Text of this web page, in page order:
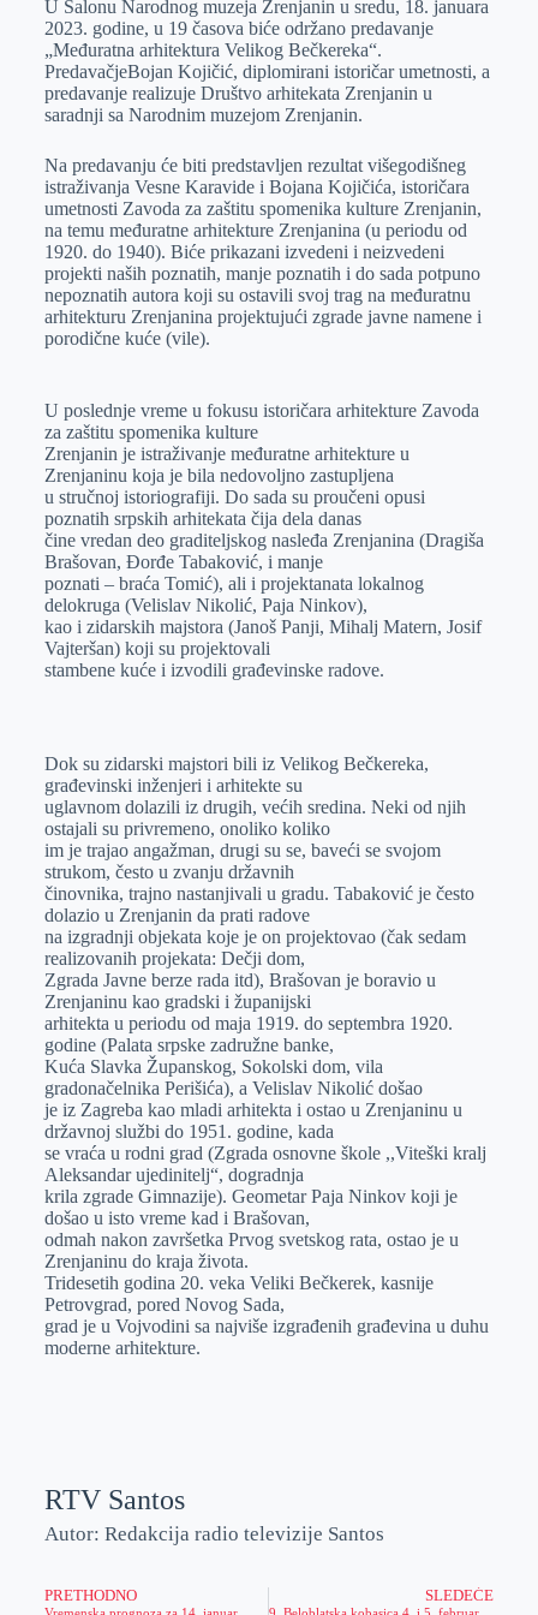
e
I
n
s
A
p
p
a
l
U Salonu Narodnog muzeja Zrenjanin u sredu, 18. januara
2023. godine, u 19 časova biće održano predavanje
„Međuratna arhitektura Velikog Bečkereka“.
PredavačjeBojan Kojičić, diplomirani istoričar umetnosti, a
predavanje realizuje Društvo arhitekata Zrenjanin u
saradnji sa Narodnim muzejom Zrenjanin.
Na predavanju će biti predstavljen rezultat višegodišneg
istraživanja Vesne Karavide i Bojana Kojičića, istoričara
umetnosti Zavoda za zaštitu spomenika kulture Zrenjanin,
na temu međuratne arhitekture Zrenjanina (u periodu od
1920. do 1940). Biće prikazani izvedeni i neizvedeni
projekti naših poznatih, manje poznatih i do sada potpuno
nepoznatih autora koji su ostavili svoj trag na međuratnu
arhitekturu Zrenjanina projektujući zgrade javne namene i
porodične kuće (vile).
U poslednje vreme u fokusu istoričara arhitekture Zavoda
za zaštitu spomenika kulture
Zrenjanin je istraživanje međuratne arhitekture u
Zrenjaninu koja je bila nedovolјno zastuplјena
u stručnoj istoriografiji. Do sada su proučeni opusi
poznatih srpskih arhitekata čija dela danas
čine vredan deo graditelјskog nasleđa Zrenjanina (Dragiša
Brašovan, Đorđe Tabaković, i manje
poznati – braća Tomić), ali i projektanata lokalnog
delokruga (Velislav Nikolić, Paja Ninkov),
kao i zidarskih majstora (Janoš Panji, Mihalj Matern, Josif
Vajteršan) koji su projektovali
stambene kuće i izvodili građevinske radove.
Dok su zidarski majstori bili iz Velikog Bečkereka,
građevinski inženjeri i arhitekte su
uglavnom dolazili iz drugih, većih sredina. Neki od njih
ostajali su privremeno, onoliko koliko
im je trajao angažman, drugi su se, baveći se svojom
strukom, često u zvanju državnih
činovnika, trajno nastanjivali u gradu. Tabaković je često
dolazio u Zrenjanin da prati radove
na izgradnji objekata koje je on projektovao (čak sedam
realizovanih projekata: Dečji dom,
Zgrada Javne berze rada itd), Brašovan je boravio u
Zrenjaninu kao gradski i županijski
arhitekta u periodu od maja 1919. do septembra 1920.
godine (Palata srpske zadružne banke,
Kuća Slavka Županskog, Sokolski dom, vila
gradonačelnika Perišića), a Velislav Nikolić došao
je iz Zagreba kao mladi arhitekta i ostao u Zrenjaninu u
državnoj službi do 1951. godine, kada
se vraća u rodni grad (Zgrada osnovne škole ,,Viteški kralj
Aleksandar ujedinitelj“, dogradnja
krila zgrade Gimnazije). Geometar Paja Ninkov koji je
došao u isto vreme kad i Brašovan,
odmah nakon završetka Prvog svetskog rata, ostao je u
Zrenjaninu do kraja života.
Tridesetih godina 20. veka Veliki Bečkerek, kasnije
Petrovgrad, pored Novog Sada,
grad je u Vojvodini sa najviše izgrađenih građevina u duhu
moderne arhitekture.
RTV Santos
Autor: Redakcija radio televizije Santos
PRETHODNO
Vremenska prognoza za 14. januar
SLEDEĆE